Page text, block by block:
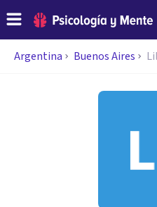
Argentina Buenos Aires